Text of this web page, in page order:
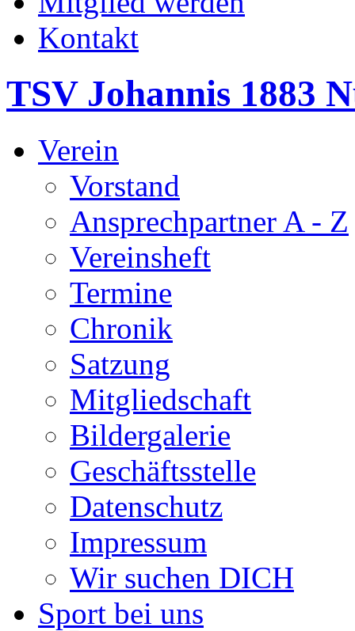
Kontakt
TSV Johannis 1883
Verein
Vorstand
Ansprechpartner A - Z
Vereinsheft
Termine
Chronik
Satzung
Mitgliedschaft
Bildergalerie
Geschäftsstelle
Datenschutz
Impressum
Wir suchen DICH
Sport bei uns